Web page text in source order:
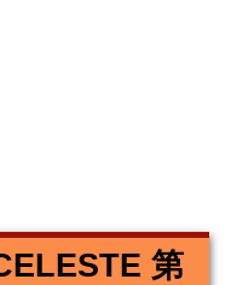
第